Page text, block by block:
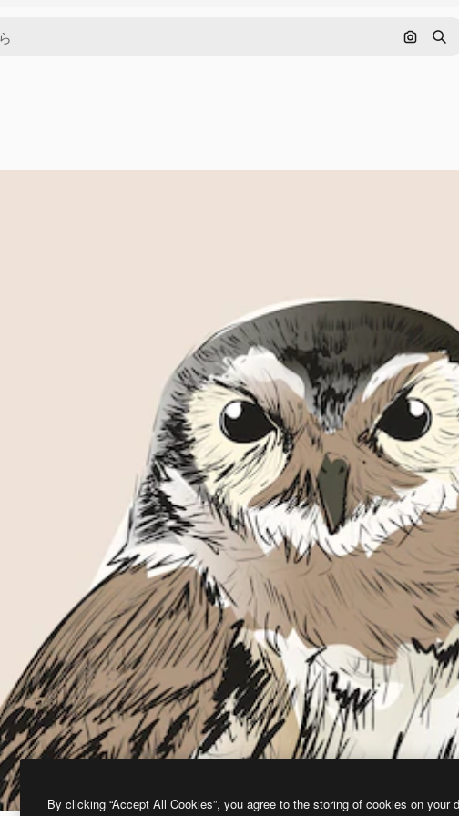
画像で検
検索
By clicking “Accept All Cookies”, you agree to the storing of cookies on your